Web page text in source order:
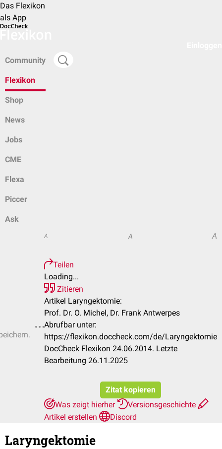
Das Flexikon
als App
Community
Flexikon
Shop
News
Jobs
CME
Flexa
Piccer
Ask
A A A
Teilen
Loading...
Zitieren
Artikel Laryngektomie:
Prof. Dr. O. Michel, Dr. Frank Antwerpes
Abrufbar unter:
https://flexikon.doccheck.com/de/Laryngektomie
DocCheck Flexikon 24.06.2014. Letzte
Bearbeitung 26.11.2025
Zitat kopieren
Was zeigt hierher
Versionsgeschichte
Artikel erstellen
Discord
Laryngektomie